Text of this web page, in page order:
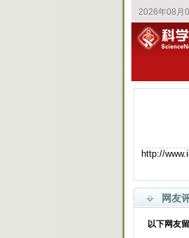
http://
网友
以下网友